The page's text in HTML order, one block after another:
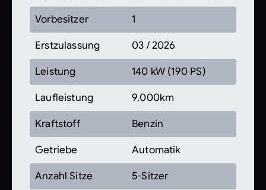
Vorbesitzer 1
Erstzulassung 03 / 2026
Leistung 140 kW (190 PS)
Laufleistung 9.000km
Kraftstoff Benzin
Getriebe Automatik
Anzahl Sitze 5-Sitzer